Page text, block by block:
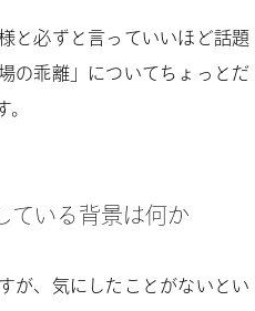
と必ずと言っていいほど話題
の乖離」についてちょっとだ
。
ている背景は何か
が、気にしたことがないとい